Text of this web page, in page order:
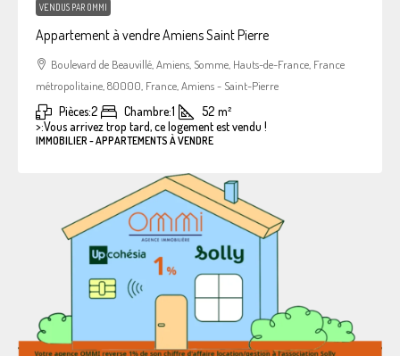
VENDUS PAR OMMI
Appartement à vendre Amiens Saint Pierre
Boulevard de Beauvillé, Amiens, Somme, Hauts-de-France, France
métropolitaine, 80000, France, Amiens - Saint-Pierre
Pièces:2 Chambre:1 52 m²
>:Vous arrivez trop tard, ce logement est vendu !
IMMOBILIER - APPARTEMENTS À VENDRE